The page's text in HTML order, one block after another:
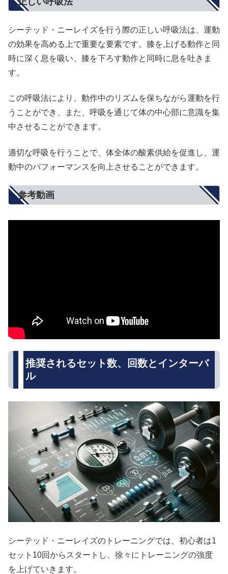
シーテッド・ニーレイズを行う際の正しい呼吸法は、運動
の効果を高める上で重要な要素です。膝を上げる動作と同
時に深く息を吸い、膝を下ろす動作と同時に息を吐きま
す。
この呼吸法により、動作中のリズムを保ちながら運動を行
うことができ、また、呼吸を通じて体の中心部に意識を集
中させることができます。
適切な呼吸を行うことで、体全体の酸素供給を促進し、運
動中のパフォーマンスを向上させることができます。
参考動画
推奨されるセット数、回数とインターバ
ル
シーテッド・ニーレイズのトレーニングでは、初心者は1
セット10回からスタートし、徐々にトレーニングの強度
を上げていきます。